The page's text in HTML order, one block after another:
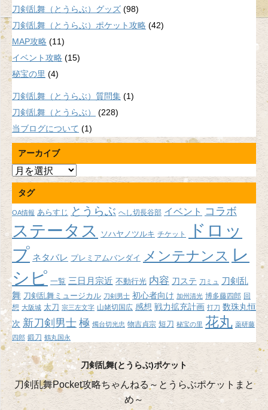
刀剣乱舞（とうらぶ）グッズ (98)
刀剣乱舞（とうらぶ）ポケット攻略 (42)
MAP攻略 (11)
イベント攻略 (15)
秘宝の里 (4)
刀剣乱舞（とうらぶ）質問集 (1)
刀剣乱舞（とうらぶ）
(228)
当ブログについて (1)
アーカイブ
ア
ー
カ
イ
ブ
タグ
OA情報 あらすじ とうらぶ へし切長谷部 イベント コラボ
ステータス ソハヤノツルキ チケット
ドロッ
プ ネタバレ プレミアムバンダイ メンテナンス レ
シピ 一覧 三日月宗近 不動行光 内容 刀ステ 刀ミュ
刀剣乱
舞 刀剣乱舞ミュージカル 刀剣男士 初心者向け 加州清光 博多藤四郎 回
想 大阪城 太刀 宗三左文字 山姥切国広 感想 戦力拡充計画 打刀 数珠丸恒
次 新刀剣男士 極 燭台切光忠 物吉貞宗 短刀 秘宝の里 花丸 薬研藤
四郎 鍛刀 鶴丸国永
刀剣乱舞(とうらぶ)ポケット
刀剣乱舞Pocket攻略ちゃんねる～とうらぶポケットまと
め～